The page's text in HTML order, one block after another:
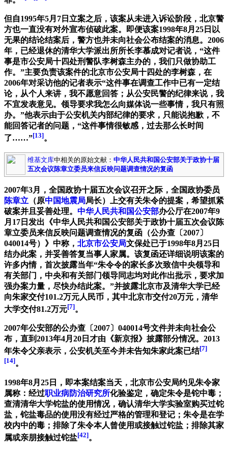
但自1995年5月7日立案之后，该案从未进入诉讼阶段，北京警
方也一直没有对外宣布侦破此案。即便该案1998年8月25日以
无果的结论结案后，警方也并未向社会公布结案的消息。2006
年，已经退休的清华大学派出所所长李慕成对记者说，“这件
事是市公安局十四处刑警队李树森主办的，我们只做协助工
作。”主要负责该案件的北京市公安局十四处的李树森，在
2006年对采访他的记者表示“这件事在调查工作中已有一定结
论，从个人来讲，我不愿意回答；从公安民警的纪律来说，我
不宜发表意见。领导要求我怎么向媒体说一些事情，我只有照
办。”他表示由于公安机关内部纪律的要求，只能说抱歉，不
能回答记者的问题，“这件事情很敏感，过去那么长时间
了……”[13]。
维基文库中相关的原始文献： 中华人民共和国公安部关于政协十届
五次会议陈章立委员来信反映问题调查情况的复函
2007年3月，全国政协十届五次会议召开之际，全国政协委员
陈章立 （原中国地震局局长）上交有关朱令的提案，希望抓紧
破案并且妥善处理。 中华人民共和国公安部办公厅在2007年9
月17日发出《中华人民共和国公安部关于政协十届五次会议陈
章立委员来信反映问题调查情况的复函（公办查〔2007〕
040014号）》中称， 北京市公安局文保处已于1998年8月25日
结办此案，并妥善答复当事人家属。该复函还详细说明该案的
许多内情，首次披露当年“朱令令的家长多次致信中央领导和
有关部门，中央和有关部门领导同志均对此作出批示，要求加
强办案力量，尽快办结此案。”并披露北京市及清华大学已经
向朱家交付101.2万元人民币，其中北京市交付20万元，清华
大学交付81.2万元[7]。
2007年公安部的公办查〔2007〕040014号文件并未向社会公
布，直到2013年4月20日才由《新京报》披露部分情况。2013
年朱令父亲表示，公安机关至今并未告知朱家此案已结[7]
[14]。
1998年8月25日，即本案结案当天，北京市公安局约见朱令家
属称：经过职业病防治研究所化验鉴定，确定朱令是铊中毒；
查清清华大学铊盐的使用情况，确认清华大学实验室购买过铊
盐，铊盐毒品的使用没有经过严格的管理和登记；朱令是在学
校内中的毒；排除了朱令本人曾使用或接触过铊盐；排除其家
属或亲朋接触过铊盐[42]。